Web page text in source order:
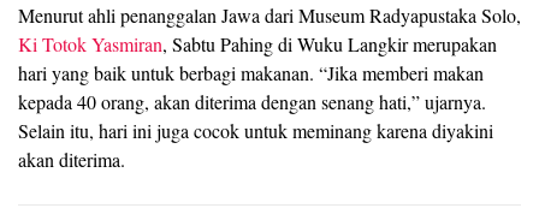
Menurut ahli penanggalan Jawa dari Museum Radyapustaka Solo,
Ki Totok Yasmiran, Sabtu Pahing di Wuku Langkir merupakan
hari yang baik untuk berbagi makanan. “Jika memberi makan
kepada 40 orang, akan diterima dengan senang hati,” ujarnya.
Selain itu, hari ini juga cocok untuk meminang karena diyakini
akan diterima.